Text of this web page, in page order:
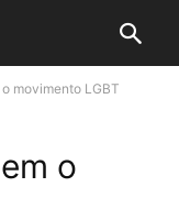
movimento LGBT
o